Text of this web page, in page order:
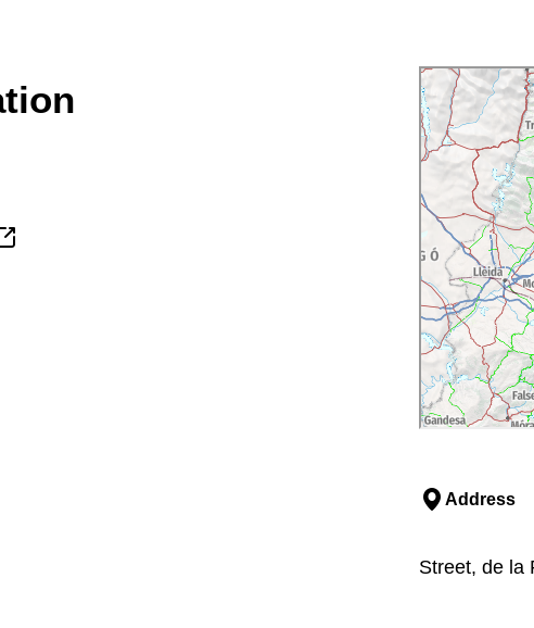
Address
Street, de la